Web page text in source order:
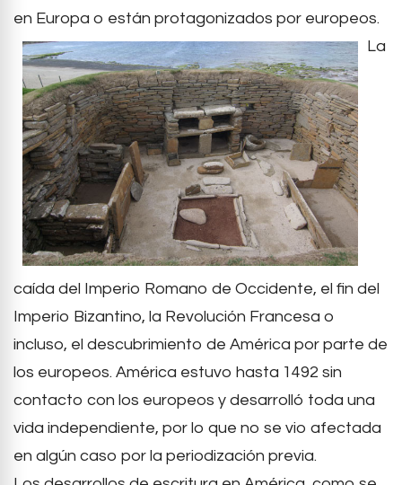
en Europa o están protagonizados por europeos.
La
caída del Imperio Romano de Occidente, el fin del
Imperio Bizantino, la Revolución Francesa o
incluso, el descubrimiento de América por parte de
los europeos. América estuvo hasta 1492 sin
contacto con los europeos y desarrolló toda una
vida independiente, por lo que no se vio afectada
en algún caso por la periodización previa.